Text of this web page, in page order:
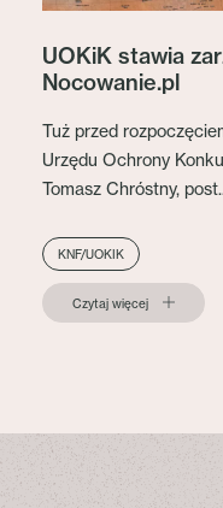
UOKiK stawia
Nocowanie.pl
Tuż przed
Urzędu Ochrony
Tomasz Chróstny,
KNF/UOKIK
Czytaj więcej